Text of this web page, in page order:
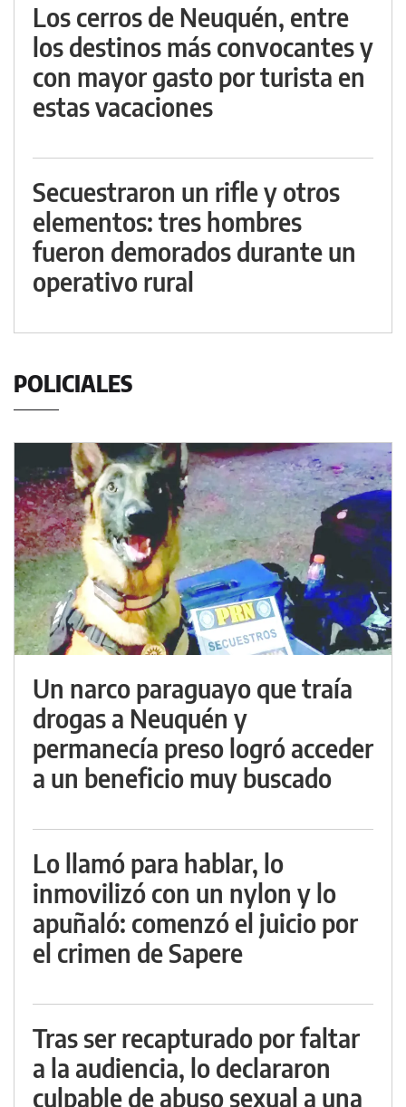
Los cerros de Neuquén, entre
los destinos más convocantes y
con mayor gasto por turista en
estas vacaciones
Secuestraron un rifle y otros
elementos: tres hombres
fueron demorados durante un
operativo rural
POLICIALES
Un narco paraguayo que traía
drogas a Neuquén y
permanecía preso logró acceder
a un beneficio muy buscado
Lo llamó para hablar, lo
inmovilizó con un nylon y lo
apuñaló: comenzó el juicio por
el crimen de Sapere
Tras ser recapturado por faltar
a la audiencia, lo declararon
culpable de abuso sexual a una